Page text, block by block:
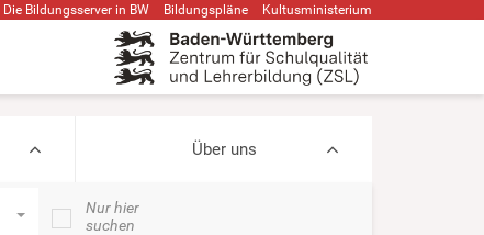
Die Bildungsserver in BW Bildungspläne Kultusministerium
Über uns
Nur hier
suchen